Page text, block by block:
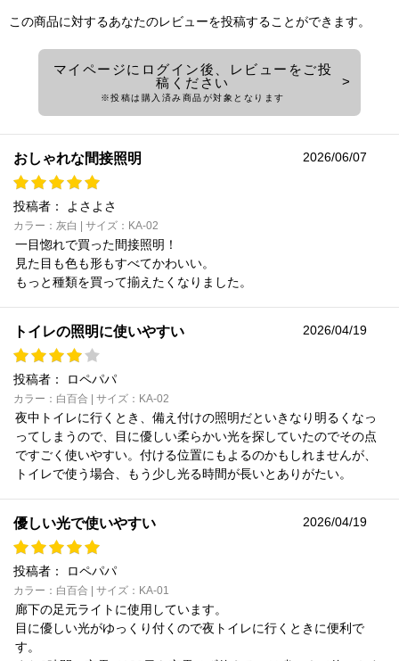
この商品に対するあなたのレビューを投稿することができます。
マイページにログイン後、レビューをご投
稿ください
※投稿は購入済み商品が対象となります
おしゃれな間接照明 2026/06/07
投稿者： よさよさ
カラー：灰白 | サイズ：KA-02
一目惚れで買った間接照明！
見た目も色も形もすべてかわいい。
もっと種類を買って揃えたくなりました。
トイレの照明に使いやすい 2026/04/19
投稿者： ロペパパ
カラー：白百合 | サイズ：KA-02
夜中トイレに行くとき、備え付けの照明だといきなり明るくなっ
ってしまうので、目に優しい柔らかい光を探していたのでその点
ですごく使いやすい。付ける位置にもよるのかもしれませんが、
トイレで使う場合、もう少し光る時間が長いとありがたい。
優しい光で使いやすい 2026/04/19
投稿者： ロペパパ
カラー：白百合 | サイズ：KA-01
廊下の足元ライトに使用しています。
目に優しい光がゆっくり付くので夜トイレに行くときに便利で
す。